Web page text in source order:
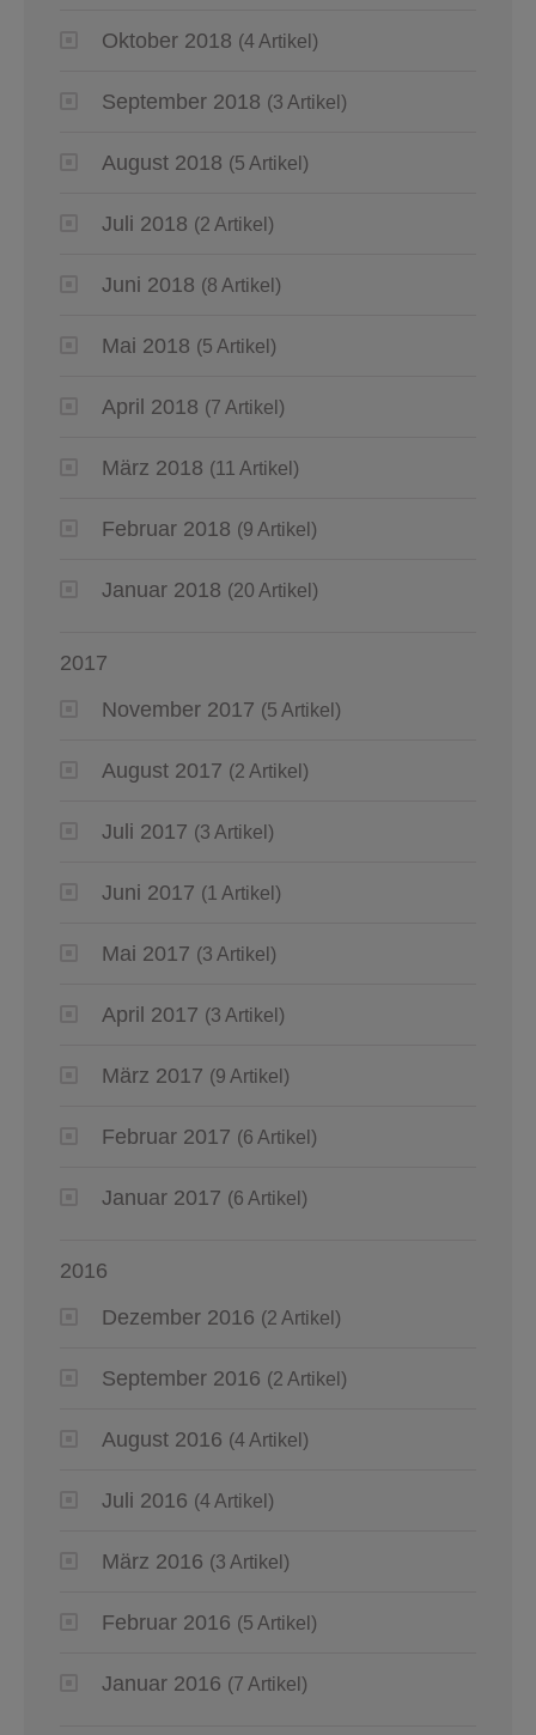
Oktober 2018 (4 Artikel)
September 2018 (3 Artikel)
August 2018 (5 Artikel)
Juli 2018 (2 Artikel)
Juni 2018 (8 Artikel)
Mai 2018 (5 Artikel)
April 2018 (7 Artikel)
März 2018 (11 Artikel)
Februar 2018 (9 Artikel)
Januar 2018 (20 Artikel)
2017
November 2017 (5 Artikel)
August 2017 (2 Artikel)
Juli 2017 (3 Artikel)
Juni 2017 (1 Artikel)
Mai 2017 (3 Artikel)
April 2017 (3 Artikel)
März 2017 (9 Artikel)
Februar 2017 (6 Artikel)
Januar 2017 (6 Artikel)
2016
Dezember 2016 (2 Artikel)
September 2016 (2 Artikel)
August 2016 (4 Artikel)
Juli 2016 (4 Artikel)
März 2016 (3 Artikel)
Februar 2016 (5 Artikel)
Januar 2016 (7 Artikel)